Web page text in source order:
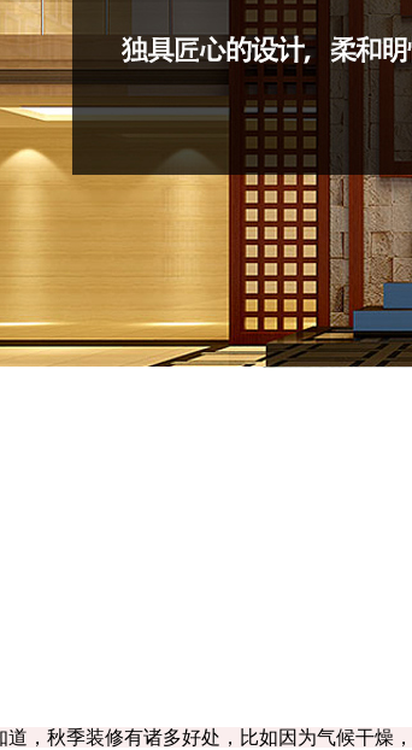
，秋季装修有诸多好处，比如因为气候干燥